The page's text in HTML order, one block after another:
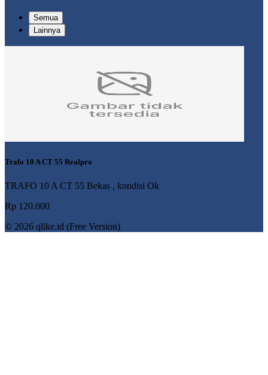
Semua
Lainnya
Trafo 10 A CT 55 Realpro
TRAFO 10 A CT 55 Bekas , kondisi Ok
Rp 120.000
© 2026 qlike.id (Free Version)